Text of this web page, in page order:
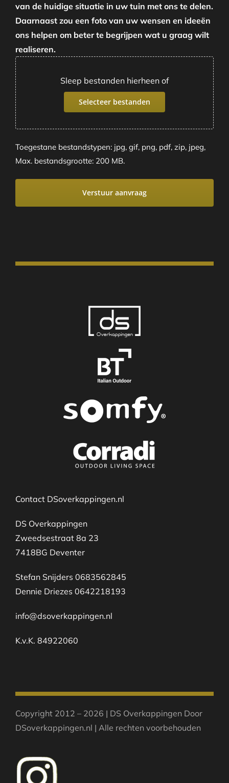
van de huidige situatie in uw tuin met ons te delen.
Daarnaast zou een foto van uw wensen en ideeën
ons helpen om beter te begrijpen wat u graag wilt
realiseren.
Sleep bestanden hierheen of
Selecteer bestanden
Toegestane bestandstypen: jpg, gif, png, pdf, zip, jpeg,
Max. bestandsgrootte: 200 MB.
Contact DSoverkappingen.nl
DS Overkappingen
Zweedsestraat 8a 23
7418BG Deventer
Stefan Snijders 0683562845
Dennie Driezes 0642218193
info@dsoverkappingen.nl
K.v.K. 84922060
Copyright 2012 – 2026 | DS Overkappingen Door
DSoverkappingen.nl | Alle rechten voorbehouden